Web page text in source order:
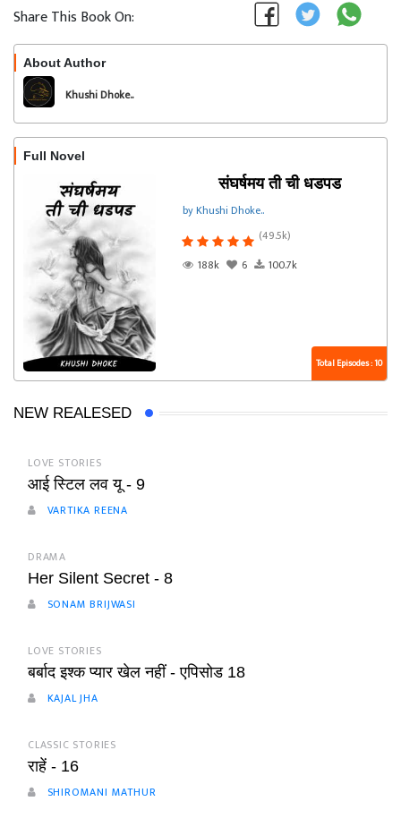
Share This Book On:
About Author
Khushi Dhoke..️️️
Full Novel
संघर्षमय ती ची धडपड
by Khushi Dhoke..️️️
(49.5k)
188k
6 100.7k
Total Episodes : 10
NEW REALESED
LOVE STORIES
आई स्टिल लव यू - 9
VARTIKA REENA
DRAMA
Her Silent Secret - 8
SONAM BRIJWASI
LOVE STORIES
बर्बाद इश्क प्यार खेल नहीं - एपिसोड 18
KAJAL JHA
CLASSIC STORIES
राहें - 16
SHIROMANI MATHUR